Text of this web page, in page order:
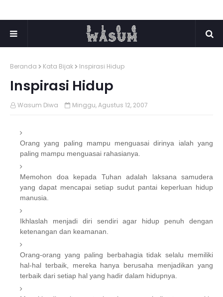
Beranda Kata Bijak Inspirasi Hidup
Inspirasi Hidup
Wasum Diwa Minggu, Agustus 12, 2007
Orang yang paling mampu menguasai dirinya ialah yang
paling mampu menguasai rahasianya.
Memohon doa kepada Tuhan adalah laksana samudera
yang dapat mencapai setiap sudut pantai keperluan hidup
manusia.
Ikhlaslah menjadi diri sendiri agar hidup penuh dengan
ketenangan dan keamanan.
Orang-orang yang paling berbahagia tidak selalu memiliki
hal-hal terbaik, mereka hanya berusaha menjadikan yang
terbaik dari setiap hal yang hadir dalam hidupnya.